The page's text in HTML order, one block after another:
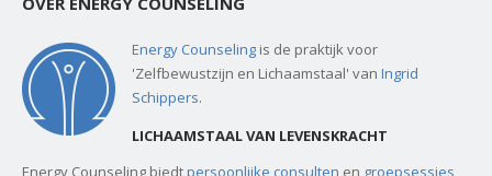
Energy Counseling is de praktijk voor
'Zelfbewustzijn en Lichaamstaal' van Ingrid
Schippers.
LICHAAMSTAAL VAN LEVENSKRACHT
Energy Counseling biedtpersoonlijke consulten en groepsessies